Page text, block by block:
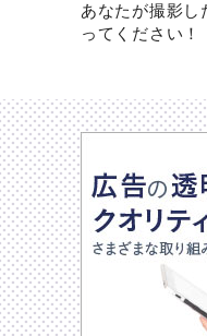
あなたが撮影し
ってください！